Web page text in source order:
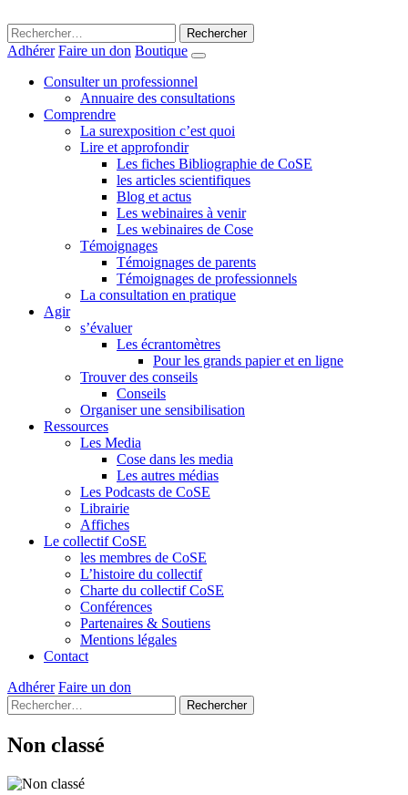
Rechercher :
Adhérer Faire un don Boutique
Consulter un professionnel
Annuaire des consultations
Comprendre
La surexposition c’est quoi
Lire et approfondir
Les fiches Bibliographie de CoSE
les articles scientifiques
Blog et actus
Les webinaires à venir
Les webinaires de Cose
Témoignages
Témoignages de parents
Témoignages de professionnels
La consultation en pratique
Agir
s’évaluer
Les écrantomètres
Pour les grands papier et en ligne
Trouver des conseils
Conseils
Organiser une sensibilisation
Ressources
Les Media
Cose dans les media
Les autres médias
Les Podcasts de CoSE
Librairie
Affiches
Le collectif CoSE
les membres de CoSE
L’histoire du collectif
Charte du collectif CoSE
Conférences
Partenaires & Soutiens
Mentions légales
Contact
Adhérer Faire un don
Rechercher :
Non classé